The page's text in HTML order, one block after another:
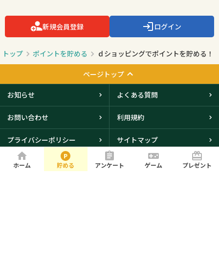
ホーム 貯める アンケート ゲーム プレゼント
新規会員登録 ログイン
トップ ポイントを貯める ｄショッピングでポイントを貯める！
ページトップ
お知らせ よくある質問
お問い合わせ 利用規約
プライバシーポリシー サイトマップ
会社概要